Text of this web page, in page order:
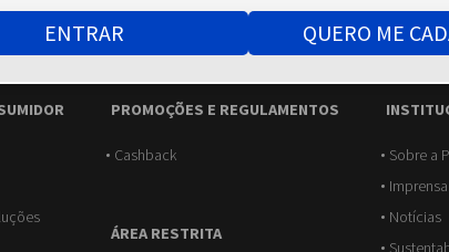
ENTRAR QUERO ME
PROMOÇÕES E REGULAMENTOS
Cashback
ÁREA RESTRITA
Sobre a
Imprensa
Notícias